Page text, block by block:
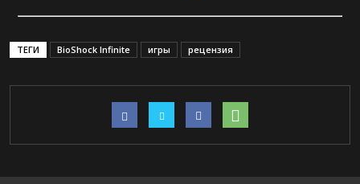
ТЕГИ BioShock Infinite игры рецензия